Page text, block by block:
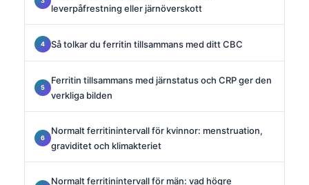
leverpåfrestning eller järnöverskott
Så tolkar du ferritin tillsammans med ditt CBC
Ferritin tillsammans med järnstatus och CRP ger den
verkliga bilden
Normalt ferritinintervall för kvinnor: menstruation,
graviditet och klimakteriet
Normalt ferritinintervall för män: vad högre